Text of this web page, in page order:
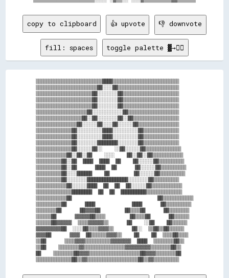
copy to clipboard 👍 upvote 👎 downvote
fill: spaces toggle palette ▓→✊🏽
▒▒▒▒▒▒▒▒▒▒▒▒▒▒▒▒▒▒▒▒▒▒▒▒▒▒████▒▒▒▒▒▒▒▒▒▒▒▒▒▒▒▒▒▒▒▒▒▒▒▒▒▒
▒▒▒▒▒▒▒▒▒▒▒▒▒▒▒▒▒▒▒▒▒▒▒▒██░░░░██▒▒▒▒▒▒▒▒▒▒▒▒▒▒▒▒▒▒▒▒▒▒▒▒
▒▒▒▒▒▒▒▒▒▒▒▒▒▒▒▒▒▒▒▒▒▒██░░░░░░░░██▒▒▒▒▒▒▒▒▒▒▒▒▒▒▒▒▒▒▒▒▒▒
▒▒▒▒▒▒▒▒▒▒▒▒▒▒▒▒▒▒▒▒▒▒██░░░░░░░░██▒▒▒▒▒▒▒▒▒▒▒▒▒▒▒▒▒▒▒▒▒▒
▒▒▒▒▒▒▒▒▒▒▒▒▒▒▒▒▒▒▒▒▒▒██░░░░░░░░██▒▒▒▒▒▒▒▒▒▒▒▒▒▒▒▒▒▒▒▒▒▒
▒▒▒▒▒▒▒▒▒▒▒▒▒▒▒▒▒▒▒▒██░░░░░░░░░░░░██▒▒▒▒▒▒▒▒▒▒▒▒▒▒▒▒▒▒▒▒
▒▒▒▒▒▒▒▒▒▒▒▒▒▒▒▒▒▒██░░██░░░░░░░░██░░██▒▒▒▒▒▒▒▒▒▒▒▒▒▒▒▒▒▒
▒▒▒▒▒▒▒▒▒▒▒▒▒▒▒▒██░░░░░░██░░░░██░░░░░░██▒▒▒▒▒▒▒▒▒▒▒▒▒▒▒▒
▒▒▒▒▒▒▒▒▒▒▒▒▒▒██░░░░░░░░░░████░░░░░░░░░░██▒▒▒▒▒▒▒▒▒▒▒▒▒▒
▒▒▒▒▒▒▒▒▒▒▒▒▒▒██░░░░░░░░░░████░░░░░░░░░░██▒▒▒▒▒▒▒▒▒▒▒▒▒▒
▒▒▒▒▒▒▒▒▒▒▒▒▒▒██░░░░░░░░████████░░░░░░░░██▒▒▒▒▒▒▒▒▒▒▒▒▒▒
▒▒▒▒▒▒▒▒▒▒▒▒▒▒██░░░░░░██░░    ░░██░░░░░░██▒▒▒▒▒▒▒▒▒▒▒▒▒▒
▒▒▒▒▒▒▒▒▒▒▒▒██░░██░░██    ░░░░    ██░░██░░██▒▒▒▒▒▒▒▒▒▒▒▒
▒▒▒▒▒▒▒▒▒▒██░░██  ████  ████  ██    ██░░░░░░██▒▒▒▒▒▒▒▒▒▒
▒▒▒▒▒▒▒▒▒▒██░░██      ████  ██      ██░░░░░░██▒▒▒▒▒▒▒▒▒▒
▒▒▒▒▒▒▒▒▒▒██░░░░██████    ██        ██░░░░░░██▒▒▒▒▒▒▒▒▒▒
▒▒▒▒▒▒▒▒▒▒██░░░░░░░░████████████████░░░░░░░░██▒▒▒▒▒▒▒▒▒▒
▒▒▒▒▒▒▒▒▒▒▒▒██░░░░░░████  ██  ██  ██░░░░░░██▒▒▒▒▒▒▒▒▒▒▒▒
▒▒▒▒▒▒▒▒▒▒▒▒▒▒████████  ██  ██  ██████████▒▒▒▒▒▒▒▒▒▒▒▒▒▒
▒▒▒▒▒▒▒▒▒▒▒▒██                            ██▒▒▒▒▒▒▒▒▒▒▒▒
▒▒▒▒▒▒▒▒▒▒██      ████            ████      ██▒▒▒▒▒▒▒▒▒▒
▒▒▒▒▒▒▒▒██      ██▓▓▓▓██        ██▒▒▒▒██      ██▒▒▒▒▒▒▒▒
▒▒▒▒▒▒██      ▓▓▓▓▓▓██▒▒▒▒        ██▒▒▒▒██      ██▒▒▒▒▒▒
▒▒▒▒▒▒██▓▓▓▓▓▓  ▒▒▒▒▓▓▓▓▓▓▒▒      ██    ░░██    ██▒▒▒▒▒▒
▓▓▓▓▓▓▓▓▓▓██  ░░░░██▒▒▒▒▓▓▓▓▒▒      ██░░  ▒▒██▒▒██▒▒▒▒▒▒
▓▓▓▓██      ▓▓▓▓  ██▒▒▒▒▒▒▓▓▓▓▒▒    ██    ██  ▒▒▒▒██▒▒▒▒
▒▒██      ▒▒▒▒▓▓▓▓▒▒▒▒▒▒▒▒▒▒▓▓▓▓▓▓▓▓  ████  ▒▒▒▒▒▒▒▒██▒▒
▒▒██    ▒▒▒▒▒▒▒▒▓▓▒▒▒▒▒▒▒▒▒▒▒▒▒▒▒▒▓▓▓▓▓▓▓▓▓▓▒▒▒▒▒▒▒▒██▒▒
██    ▒▒▒▒▒▒▒▒██▓▓▓▓▒▒▒▒▒▒▒▒▒▒▒▒▒▒▒▒▒▒▒▒██▓▓▓▓▒▒▒▒▒▒▒▒██